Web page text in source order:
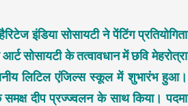
इंडिया सोसायटी ने पेंटिंग प्रतियोगिता
सोसायटी के तत्वावधान में छवि मेहरोत्रा
लिटिल एंजिल्स स्कूल में शुभारंभ हुआ।
दीप प्रज्ज्वलन के साथ किया। पदमा